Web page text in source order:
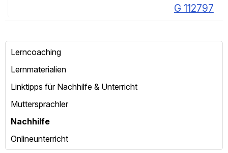
G 112797
Lerncoaching
Lernmaterialien
Linktipps für Nachhilfe & Unterricht
Muttersprachler
Nachhilfe
Onlineunterricht